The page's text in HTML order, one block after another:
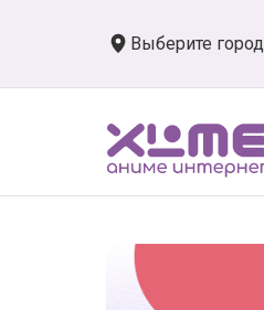
Выберите город